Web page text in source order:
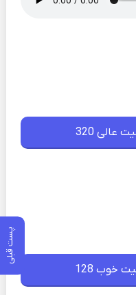
پست قبلی
عالی 320
خوب 128